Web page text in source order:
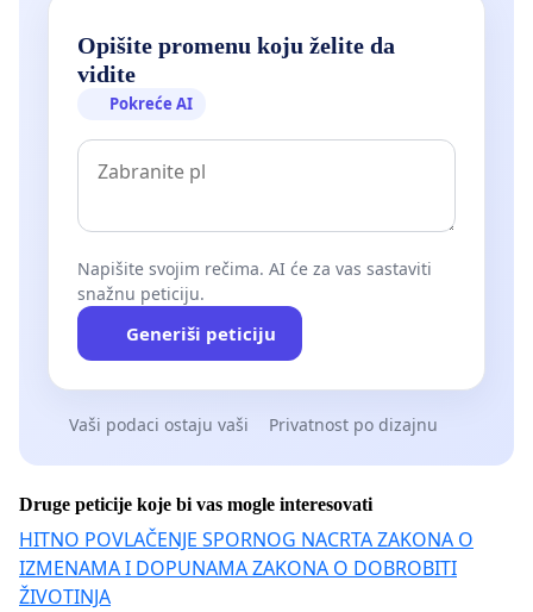
Opišite promenu koju želite da
vidite
Pokreće AI
Napišite svojim rečima. AI će za vas sastaviti
snažnu peticiju.
Generiši peticiju
Vaši podaci ostaju vaši Privatnost po dizajnu
Druge peticije koje bi vas mogle interesovati
HITNO POVLAČENJE SPORNOG NACRTA ZAKONA O
IZMENAMA I DOPUNAMA ZAKONA O DOBROBITI
ŽIVOTINJA